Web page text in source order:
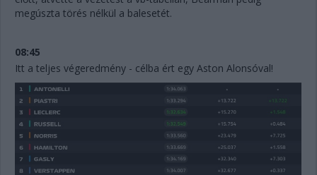
megúszta törés nélkül a balesetét.
08:45
Itt a teljes végeredmény - célba ért egy Aston Alonsóval!